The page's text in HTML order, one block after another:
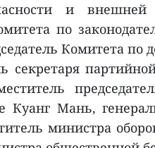
и
по
Комитета по
секретаря
Мань,
министра